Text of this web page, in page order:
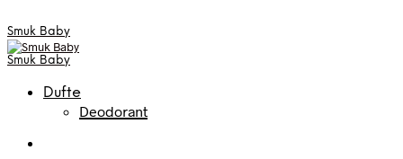
Smuk Baby
Smuk Baby
Dufte
Deodorant